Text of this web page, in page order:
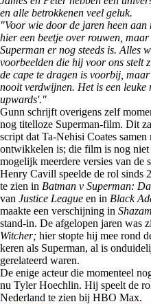
en alle betrokkenen veel geluk.
"Voor wie door de jaren heen
hier een beetje over rouwen,
Superman er nog steeds is. Alles
voorbeelden die hij voor ons stelt
de cape te dragen is voorbij,
nooit verdwijnen. Het is een leuke
upwards'."
Gunn schrijft overigens zelf
nog titelloze Superman-film. Dit
script dat Ta-Nehisi Coates samen
ontwikkelen is; die film is nog niet
mogelijk meerdere versies van
Henry Cavill speelde de rol sinds
te zien in Batman v Superman:
van Justice League en in Black
maakte een verschijning in
stand-in. De afgelopen jaren was
Witcher; hier stopte hij mee rond
keren als Superman, al is
gerelateerd waren.
De enige acteur die momenteel
nu Tyler Hoechlin. Hij speelt de
Nederland te zien bij HBO Max.